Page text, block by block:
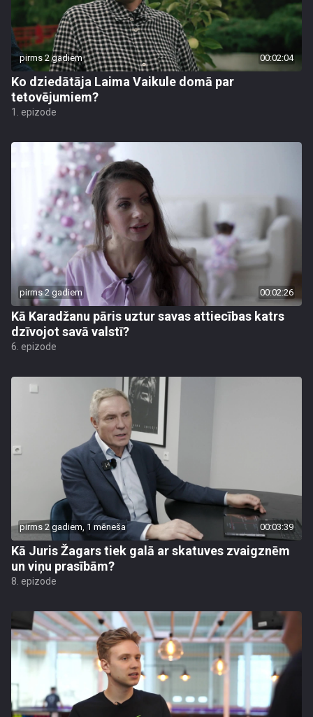
pirms 2 gadiem 00:02:04
Ko dziedātāja Laima Vaikule domā par
tetovējumiem?
1. epizode
pirms 2 gadiem 00:02:26
Kā Karadžanu pāris uztur savas attiecības katrs
dzīvojot savā valstī?
6. epizode
pirms 2 gadiem, 1 mēneša 00:03:39
Kā Juris Žagars tiek galā ar skatuves zvaigznēm
un viņu prasībām?
8. epizode